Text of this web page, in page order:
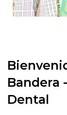
Bandera
Dental